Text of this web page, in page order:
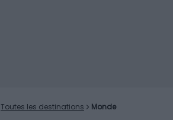
Toutes les destinations Monde